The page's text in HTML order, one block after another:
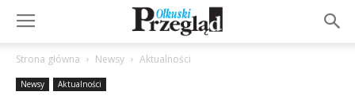
Strona główna Newsy Aktualności
Newsy Aktualności